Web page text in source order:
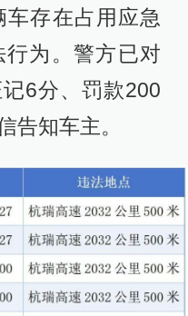
存在占用应急
为。警方已对
6分、罚款200
告知车主。